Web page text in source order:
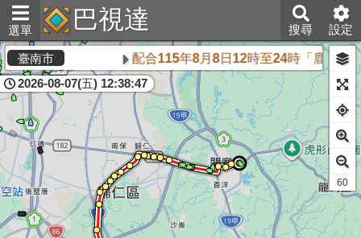
選單 巴視達 搜尋 設定
臺南市 配合115年8月8日12時至24時「鹿耳門
2026-08-07(五) 12:38:47
60